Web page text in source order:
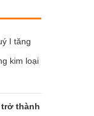
I tăng
kim loại
trở thành